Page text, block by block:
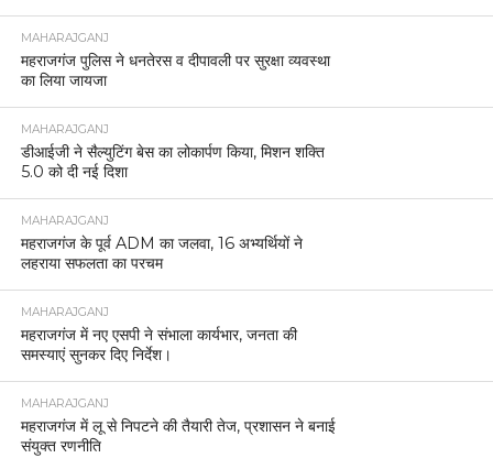
MAHARAJGANJ
महराजगंज पुलिस ने धनतेरस व दीपावली पर सुरक्षा व्यवस्था
का लिया जायजा
MAHARAJGANJ
डीआईजी ने सैल्युटिंग बेस का लोकार्पण किया, मिशन शक्ति
5.0 को दी नई दिशा
MAHARAJGANJ
महराजगंज के पूर्व ADM का जलवा, 16 अभ्यर्थियों ने
लहराया सफलता का परचम
MAHARAJGANJ
महराजगंज में नए एसपी ने संभाला कार्यभार, जनता की
समस्याएं सुनकर दिए निर्देश।
MAHARAJGANJ
महराजगंज में लू से निपटने की तैयारी तेज, प्रशासन ने बनाई
संयुक्त रणनीति